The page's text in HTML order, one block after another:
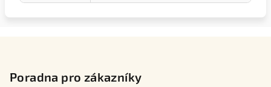
Poradna pro zákazníky